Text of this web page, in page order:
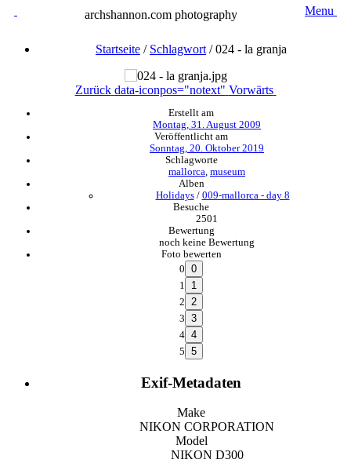
archshannon.com photography Menu
Startseite / Schlagwort /024 - la granja
Zurück data-iconpos="notext" Vorwärts
Erstellt am
Montag, 31. August 2009
Veröffentlicht am
Sonntag, 20. Oktober 2019
Schlagworte
mallorca museum
Alben
Holidays/ 009-mallorca - day 8
Besuche
2501
Bewertung
noch keine Bewertung
Foto bewerten
0
1
2
3
4
5
Exif-Metadaten
Make
NIKON CORPORATION
Model
NIKON D300